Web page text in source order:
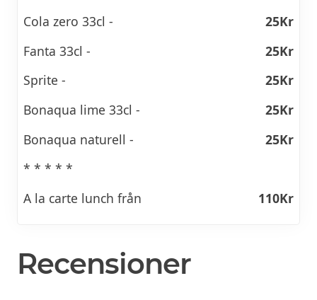
Cola zero 33cl -
25Kr
Fanta 33cl -
25Kr
Sprite -
25Kr
Bonaqua lime 33cl -
25Kr
Bonaqua naturell -
25Kr
* * * * *
A la carte lunch från
110Kr
Recensioner